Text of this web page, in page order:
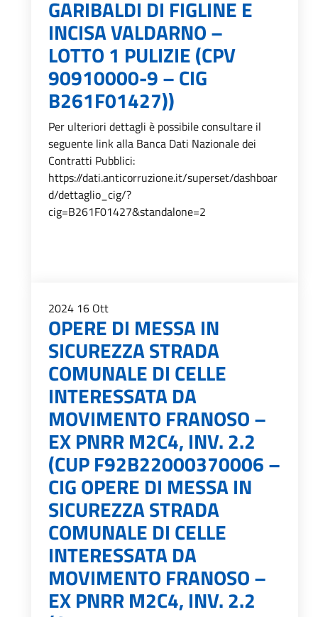
GARIBALDI DI FIGLINE E
INCISA VALDARNO –
LOTTO 1 PULIZIE (CPV
90910000-9 – CIG
B261F01427))
Per ulteriori dettagli è possibile consultare il
seguente link alla Banca Dati Nazionale dei
Contratti Pubblici:
https://dati.anticorruzione.it/superset/dashboar
d/dettaglio_cig/?
cig=B261F01427&standalone=2
2024 16 Ott
OPERE DI MESSA IN
SICUREZZA STRADA
COMUNALE DI CELLE
INTERESSATA DA
MOVIMENTO FRANOSO –
EX PNRR M2C4, INV. 2.2
(CUP F92B22000370006 –
CIG OPERE DI MESSA IN
SICUREZZA STRADA
COMUNALE DI CELLE
INTERESSATA DA
MOVIMENTO FRANOSO –
EX PNRR M2C4, INV. 2.2